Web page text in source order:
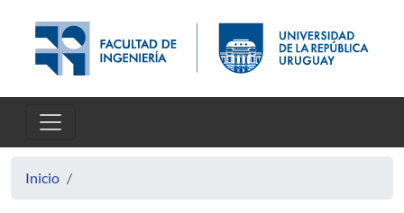
Inicio